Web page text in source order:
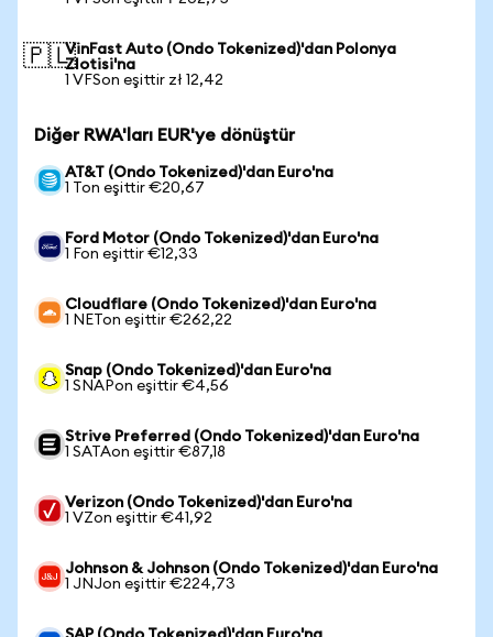
🇵🇱VinFast Auto (Ondo Tokenized)'dan Polonya
Zlotisi'na
1 VFSon eşittir zł 12,42
Diğer RWA'ları EUR'ye dönüştür
AT&T (Ondo Tokenized)'dan Euro'na
1 Ton eşittir €20,67
Ford Motor (Ondo Tokenized)'dan Euro'na
1 Fon eşittir €12,33
Cloudflare (Ondo Tokenized)'dan Euro'na
1 NETon eşittir €262,22
Snap (Ondo Tokenized)'dan Euro'na
1 SNAPon eşittir €4,56
Strive Preferred (Ondo Tokenized)'dan Euro'na
1 SATAon eşittir €87,18
Verizon (Ondo Tokenized)'dan Euro'na
1 VZon eşittir €41,92
Johnson & Johnson (Ondo Tokenized)'dan Euro'na
1 JNJon eşittir €224,73